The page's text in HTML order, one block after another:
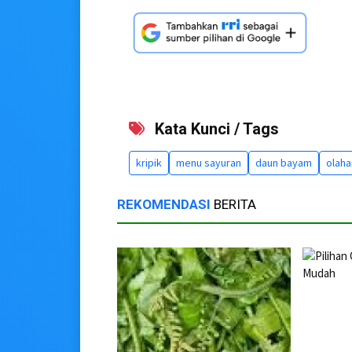
Kata Kunci / Tags
kripik menu sayuran daun bayam
REKOMENDASI BERITA